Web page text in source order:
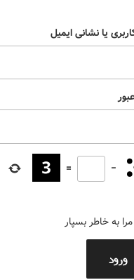
یا نشانی ایمیل
−
=
مرا به خاطر بسپار
ورود